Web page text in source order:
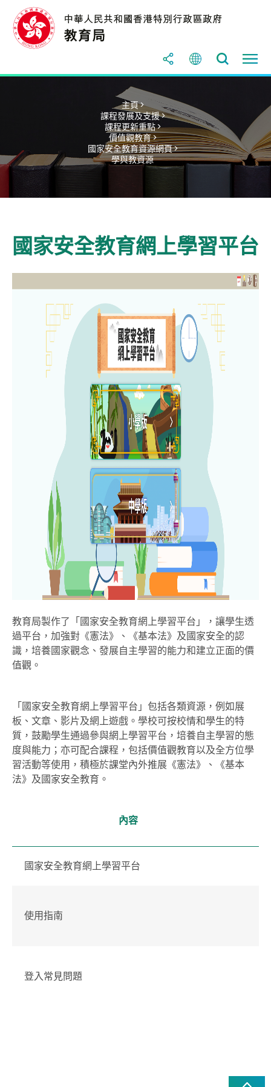
主頁 >
課程發展及支援 >
課程更新重點 >
價值觀教育 >
國家安全教育資源網頁 >
學與教資源
國家安全教育網上學習平台
教育局製作了「國家安全教育網上學習平台」，讓學生透
過平台，加強對《憲法》、《基本法》及國家安全的認
識，培養國家觀念、發展自主學習的能力和建立正面的價
值觀。
「國家安全教育網上學習平台」包括各類資源，例如展
板、文章、影片及網上遊戲。學校可按校情和學生的特
質，鼓勵學生通過參與網上學習平台，培養自主學習的態
度與能力；亦可配合課程，包括價值觀教育以及全方位學
習活動等使用，積極於課堂內外推展《憲法》、《基本
法》及國家安全教育。
內容
國家安全教育網上學習平台
使用指南
登入常見問題